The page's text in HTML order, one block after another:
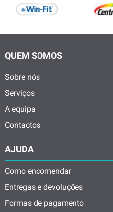
QUEM SOMOS
Sobre nós
Serviços
A equipa
Contactos
AJUDA
Como encomendar
Entregas e devoluções
Formas de pagamento